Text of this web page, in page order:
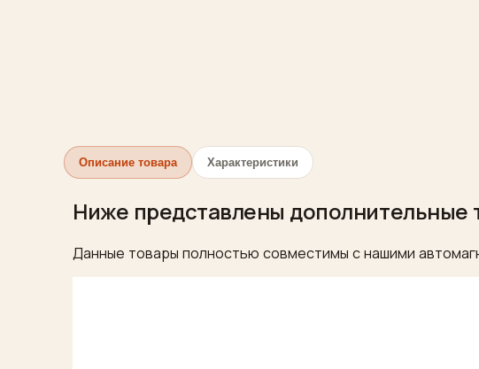
Описание товара Характеристики
Ниже представлены дополнительные
Данные товары полностью совместимы с нашими